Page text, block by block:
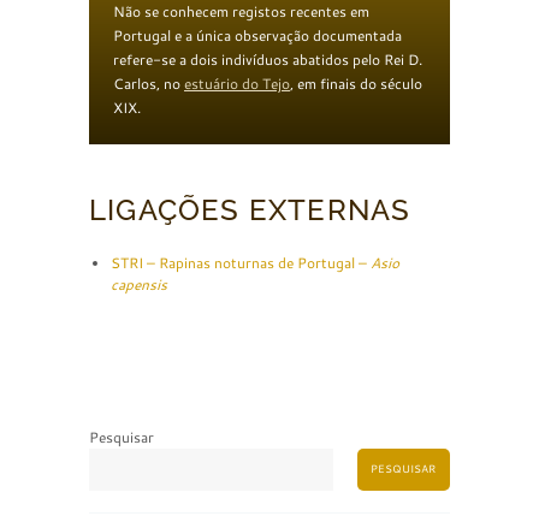
Não se conhecem registos recentes em
Portugal e a única observação documentada
refere-se a dois indivíduos abatidos pelo Rei D.
Carlos, noestuário do Tejo, em finais do século
XIX.
LIGAÇÕES EXTERNAS
STRI – Rapinas noturnas de Portugal – Asio
capensis
Pesquisar
PESQUISAR